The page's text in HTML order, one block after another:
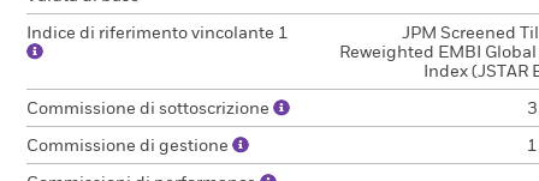
Indice di riferimento vincolante 1
JPM Screened
Reweighted EMBI
Index (JSTAR
Commissione di sottoscrizione
Commissione di gestione